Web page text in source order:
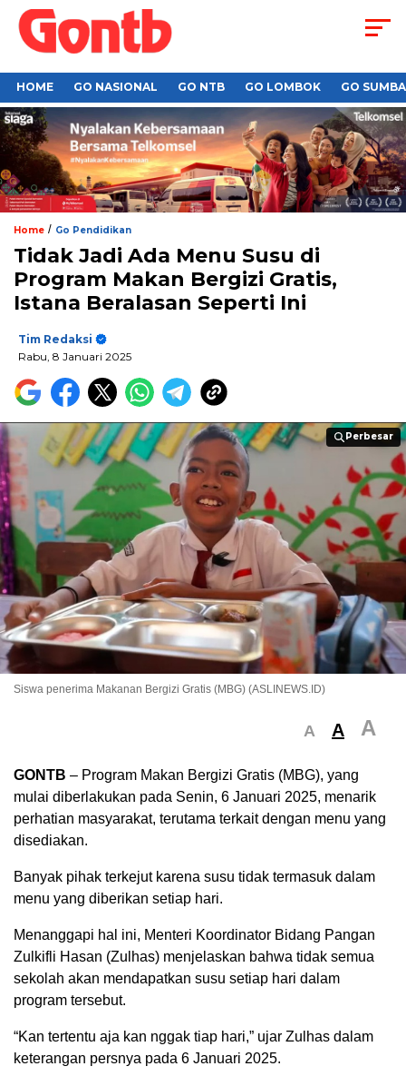
HOME GO NASIONAL GO NTB GO LOMBOK GO
Home / Go Pendidikan
Tidak Jadi Ada Menu Susu di
Program Makan Bergizi Gratis,
Istana Beralasan Seperti Ini
Tim Redaksi
Rabu, 8 Januari 2025
Perbesar
Perbesar
Siswa penerima Makanan Bergizi Gratis (MBG) (ASLINEWS.ID)
A A A
GONTB – Program Makan Bergizi Gratis (MBG), yang
mulai diberlakukan pada Senin, 6 Januari 2025, menarik
perhatian masyarakat, terutama terkait dengan menu yang
disediakan.
Banyak pihak terkejut karena susu tidak termasuk dalam
menu yang diberikan setiap hari.
Menanggapi hal ini, Menteri Koordinator Bidang Pangan
Zulkifli Hasan (Zulhas) menjelaskan bahwa tidak semua
sekolah akan mendapatkan susu setiap hari dalam
program tersebut.
“Kan tertentu aja kan nggak tiap hari,” ujar Zulhas dalam
keterangan persnya pada 6 Januari 2025.